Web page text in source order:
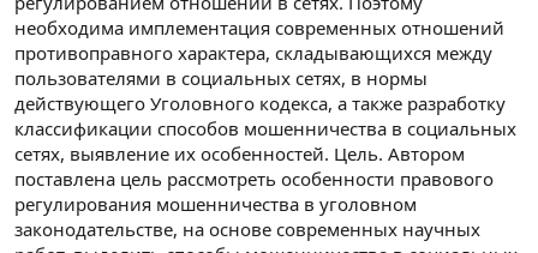
необходима имплементация современных отношений
противоправного характера, складывающихся между
пользователями в социальных сетях, в нормы
действующего Уголовного кодекса, а также разработку
классификации способов мошенничества в социальных
сетях, выявление их особенностей. Цель. Автором
поставлена цель рассмотреть особенности правового
регулирования мошенничества в уголовном
законодательстве, на основе современных научных